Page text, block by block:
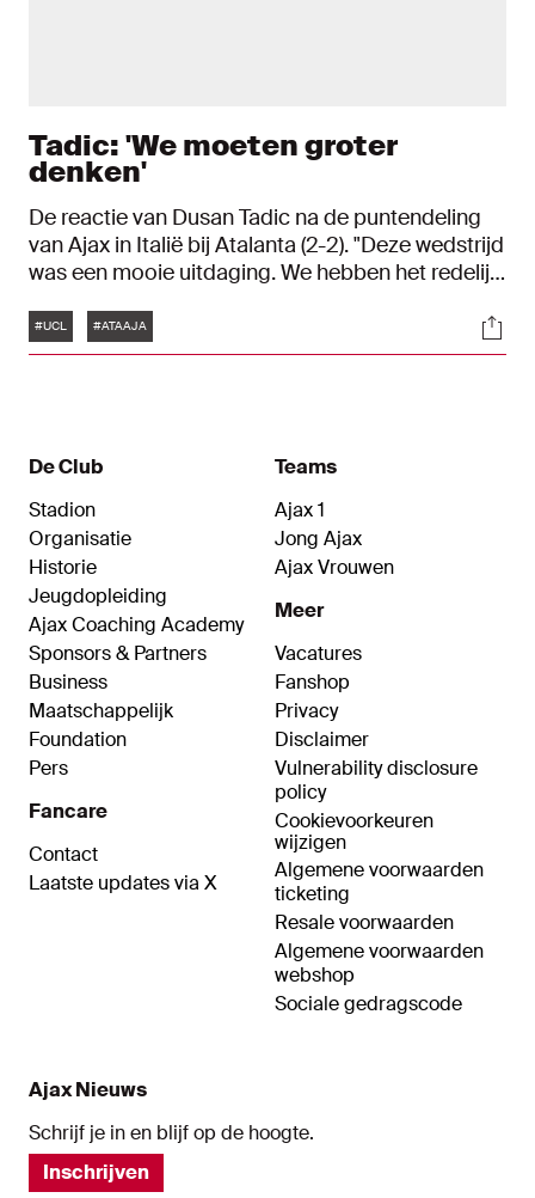
Tadic: 'We moeten groter
denken'
De reactie van Dusan Tadic na de puntendeling
van Ajax in Italië bij Atalanta (2-2). "Deze wedstrijd
was een mooie uitdaging. We hebben het redelijk
weten dat we beter kunnen."
Tags
#UCL #ATAAJA
De Club
Stadion
Organisatie
Historie
Jeugdopleiding
Ajax Coaching Academy
Sponsors & Partners
Business
Maatschappelijk
Foundation
Pers
Fancare
Contact
Laatste updates via X
Teams
Ajax 1
Jong Ajax
Ajax Vrouwen
Meer
Vacatures
Fanshop
Privacy
Disclaimer
Vulnerability disclosure
policy
Cookievoorkeuren
wijzigen
Algemene voorwaarden
ticketing
Resale voorwaarden
Algemene voorwaarden
webshop
Sociale gedragscode
Ajax Nieuws
Schrijf je in en blijf op de hoogte.
Inschrijven